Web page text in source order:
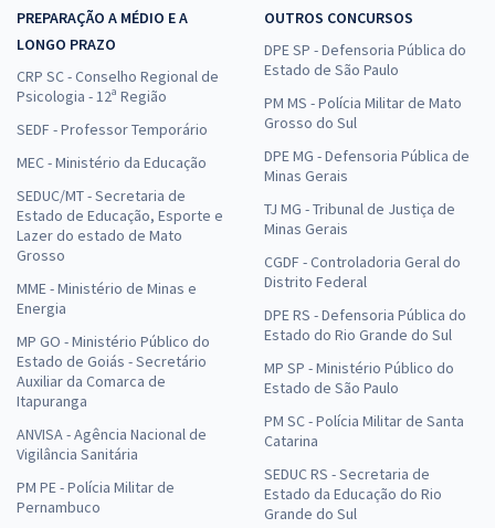
PREPARAÇÃO A MÉDIO E A
LONGO PRAZO
CRP SC - Conselho Regional de
Psicologia - 12ª Região
SEDF - Professor Temporário
MEC - Ministério da Educação
SEDUC/MT - Secretaria de
Estado de Educação, Esporte e
Lazer do estado de Mato
Grosso
MME - Ministério de Minas e
Energia
MP GO - Ministério Público do
Estado de Goiás - Secretário
Auxiliar da Comarca de
Itapuranga
ANVISA - Agência Nacional de
Vigilância Sanitária
PM PE - Polícia Militar de
Pernambuco
OUTROS CONCURSOS
DPE SP - Defensoria Pública do
Estado de São Paulo
PM MS - Polícia Militar de Mato
Grosso do Sul
DPE MG - Defensoria Pública de
Minas Gerais
TJ MG - Tribunal de Justiça de
Minas Gerais
CGDF - Controladoria Geral do
Distrito Federal
DPE RS - Defensoria Pública do
Estado do Rio Grande do Sul
MP SP - Ministério Público do
Estado de São Paulo
PM SC - Polícia Militar de Santa
Catarina
SEDUC RS - Secretaria de
Estado da Educação do Rio
Grande do Sul